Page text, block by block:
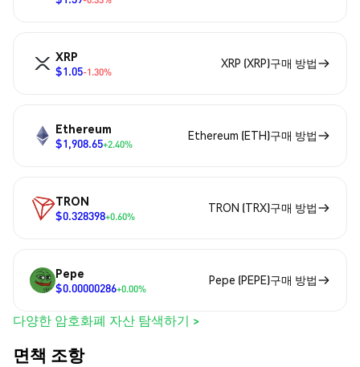
XRP
$1.05-1.30%
XRP (XRP)구매 방법
Ethereum
$1,908.65+2.40%
Ethereum (ETH)구매 방법
TRON
$0.328398+0.60%
TRON (TRX)구매 방법
Pepe
$0.00000286+0.00%
Pepe (PEPE)구매 방법
다양한 암호화폐 자산 탐색하기 >
면책 조항